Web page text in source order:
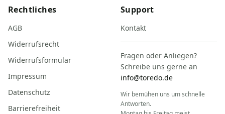
Rechtliches
AGB
Widerrufsrecht
Widerrufsformular
Impressum
Datenschutz
Barrierefreiheit
Support
Kontakt
Fragen oder Anliegen?
Schreibe uns gerne an
info@toredo.de
Wir bemühen uns um schnelle
Antworten.